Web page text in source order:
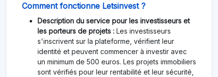
Comment fonctionne Letsinvest ?
Description du service pour les investisseurs et
les porteurs de projets : Les investisseurs
s'inscrivent sur la plateforme, vérifient leur
identité et peuvent commencer à investir avec
un minimum de 500 euros. Les projets immobiliers
sont vérifiés pour leur rentabilité et leur sécurité,